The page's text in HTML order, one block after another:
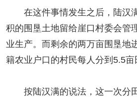
在这件事情发生之后，陆汉
积的围垦土地留给崖口村委会管
业生产。而剩余的两万亩围垦地
籍农业户口的村民每人分到5.5亩
按陆汉满的说法，这一次分